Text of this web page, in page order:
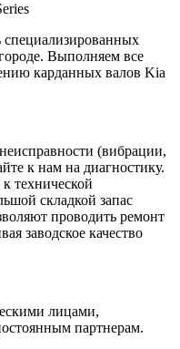
Выполняем все
карданных валов Kia
(вибрации,
к нам на диагностику.
технической
складкой запас
проводить ремонт
заводское качество
лицами,
партнерам.